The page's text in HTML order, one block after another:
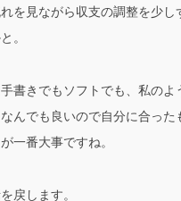
を見ながら収支の調整を少し
。
書きでもソフトでも、私のよ
んでも良いので自分に合った
一番大事ですね。
戻します。